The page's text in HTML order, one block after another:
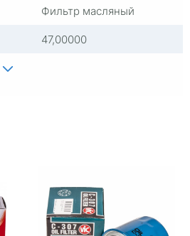
Фильтр масляный
47,00000
Китай